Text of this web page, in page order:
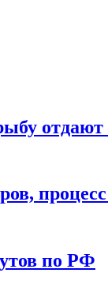
по РФ